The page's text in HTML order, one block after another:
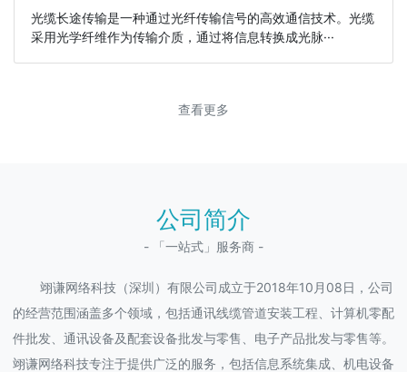
光缆长途传输是一种通过光纤传输信号的高效通信技术。光缆
采用光学纤维作为传输介质，通过将信息转换成光脉···
查看更多
公司简介
- 「一站式」服务商 -
翊谦网络科技（深圳）有限公司成立于2018年10月08日，公司
的经营范围涵盖多个领域，包括通讯线缆管道安装工程、计算机零配
件批发、通讯设备及配套设备批发与零售、电子产品批发与零售等。
翊谦网络科技专注于提供广泛的服务，包括信息系统集成、机电设备